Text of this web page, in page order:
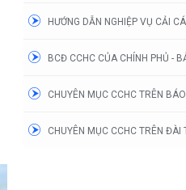
HƯỚNG DẪN NGHIỆP VỤ CẢI
BCĐ CCHC CỦA CHÍNH PHỦ -
CHUYÊN MỤC CCHC TRÊN
CHUYÊN MỤC CCHC TRÊN ĐÀI